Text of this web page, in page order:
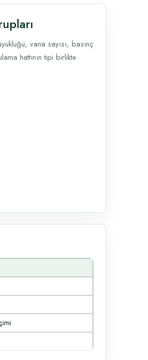
vana sayısı, basınç
hattının tipi birlikte